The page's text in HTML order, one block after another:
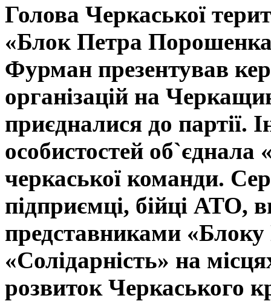
Голова Черкаської
«Блок Петра Порошенка
Фурман презентував
організацій на
приєдналися до партії.
особистостей об`єднала
черкаської команди.
підприємці, бійці АТО,
представниками
«Солідарність» на
розвиток Черкаського